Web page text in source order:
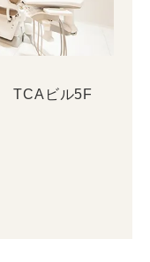
TCAビル5F